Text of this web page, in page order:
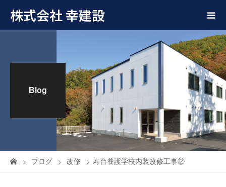
株式会社 幸建設
Blog
ブログ 改修 寿台養護学校内装改修工事②